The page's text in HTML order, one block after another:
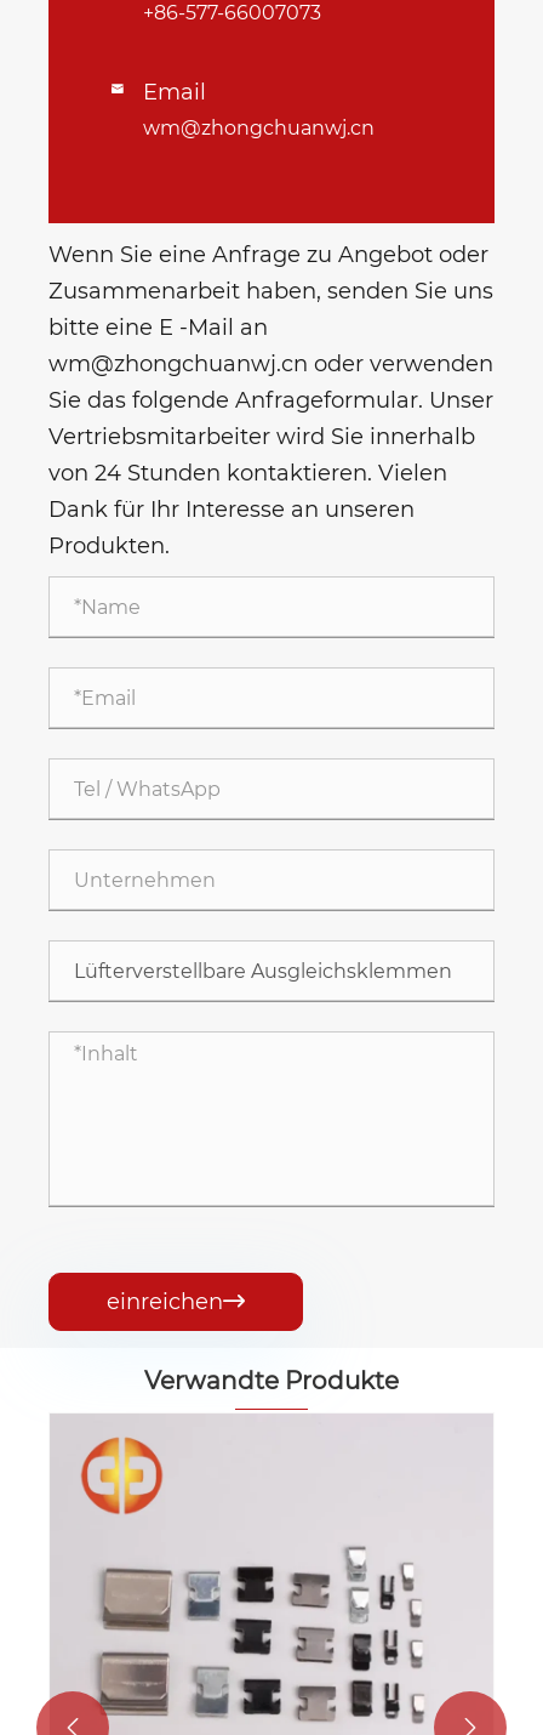
+86-577-66007073
 Email
wm@zhongchuanwj.cn
Wenn Sie eine Anfrage zu Angebot oder
Zusammenarbeit haben, senden Sie uns
bitte eine E -Mail an
wm@zhongchuanwj.cn oder verwenden
Sie das folgende Anfrageformular. Unser
Vertriebsmitarbeiter wird Sie innerhalb
von 24 Stunden kontaktieren. Vielen
Dank für Ihr Interesse an unseren
Produkten.
einreichen
Verwandte Produkte
Kfz-Balance-Klemme
 